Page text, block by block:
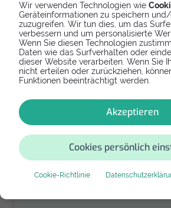
Wir verwenden Technologien wie
Geräteinformationen zu speichern
zuzugreifen. Wir tun dies, um das
verbessern und um personalisierte
Wenn Sie diesen Technologien
Daten wie das Surfverhalten oder
dieser Website verarbeiten. Wenn Sie
nicht erteilen oder zurückziehen,
Funktionen beeinträchtigt werden.
Akzeptieren
Cookies persönlich
Cookie-Richtlinie
Spenden
Spende Dein Gerät
für einen guten